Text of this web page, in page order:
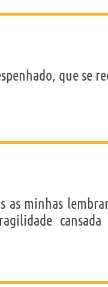
que se
as minhas
cansada